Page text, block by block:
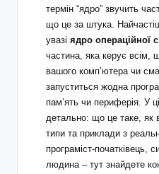
термін “ядро” звучить
що це за штука.
увазі ядро операційної
частина, яка керує всім,
вашого комп’ютера чи
запуститься жодна
пам’ять чи периферія. У
детально: що це таке, як
типи та приклади з
програміст-початківець,
людина – тут знайдете